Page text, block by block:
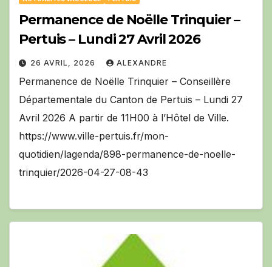
Permanence de Noëlle Trinquier –
Pertuis – Lundi 27 Avril 2026
26 AVRIL, 2026 ALEXANDRE
Permanence de Noëlle Trinquier – Conseillère
Départementale du Canton de Pertuis – Lundi 27
Avril 2026 A partir de 11H00 à l’Hôtel de Ville.
https://www.ville-pertuis.fr/mon-
quotidien/lagenda/898-permanence-de-noelle-
trinquier/2026-04-27-08-43